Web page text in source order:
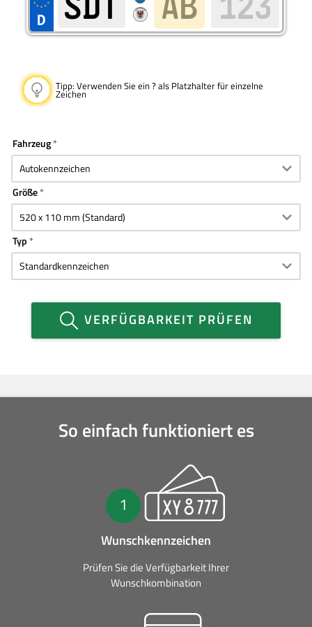
Fahrzeug
Größe
Typ
Tipp: Verwenden Sie ein ? als Platzhalter für einzelne
Zeichen
VERFÜGBARKEIT PRÜFEN
So einfach funktioniert es
1
Wunschkennzeichen
Prüfen Sie die Verfügbarkeit Ihrer
Wunschkombination